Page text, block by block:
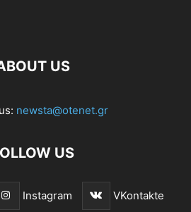
US
newsta@otenet.gr
US
Instagram VKontakte